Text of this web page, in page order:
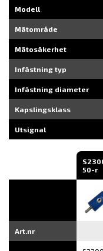
Modell
Mätområde
Mätosäkerhet
Infästning typ
Infästning diameter
Kapslingsklass
Utsignal
50-r
Art.nr